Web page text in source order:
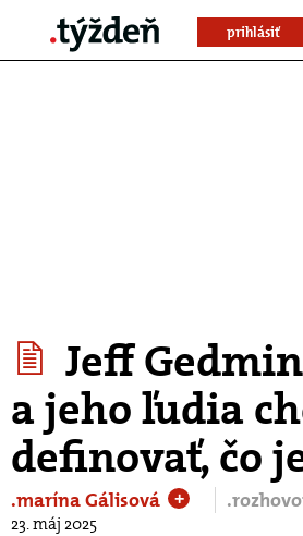
prihlásiť
Jeff
a jeho ľudia
definovať, čo
.marína Gálisová +
23. máj 2025